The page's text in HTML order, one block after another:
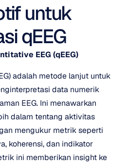
untuk
qEEG
EEG (qEEG)
adalah metode lanjut untuk
data numerik
EEG. Ini menawarkan
dalam tentang aktivitas
mengukur metrik seperti
koherensi, dan indikator
ini memberikan insight ke